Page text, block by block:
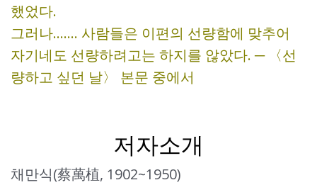
했었다.
그러나……. 사람들은 이편의 선량함에 맞추어
자기네도 선량하려고는 하지를 않았다. ─ 〈선
량하고 싶던 날〉 본문 중에서
저자소개
채만식(蔡萬植, 1902~1950)